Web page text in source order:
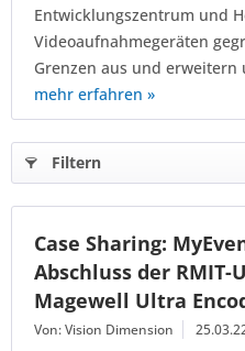
Entwicklungszentrum und
Videoaufnahmegeräten
Grenzen aus und erweitern
mehr erfahren »
Filtern
Case Sharing:
Abschluss der
Magewell Ultra
Von: Vision Dimension